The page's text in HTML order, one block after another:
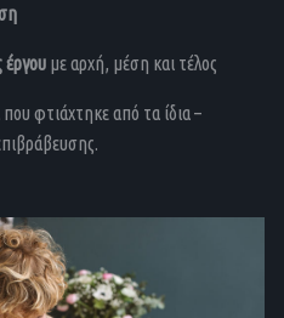
έργου με αρχή, μέση και τέλος
φτιάχτηκε από τα ίδια –